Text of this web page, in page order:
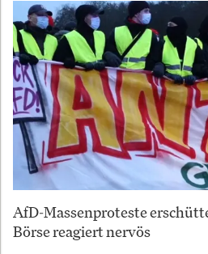
AfD-Massenproteste
Börse reagiert nervös